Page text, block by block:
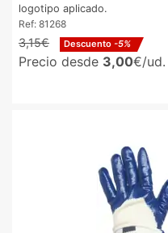
logotipo aplicado.
Ref: 81268
3,15€ Descuento -5%
Precio desde 3,00€/ud.